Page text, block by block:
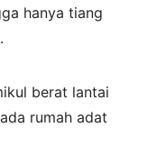
hanya tiang
berat lantai
rumah adat